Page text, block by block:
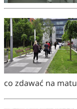
co zdawać na